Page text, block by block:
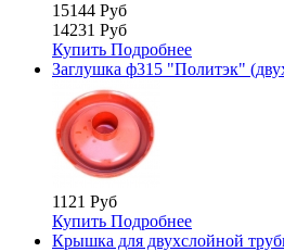
15144 Руб
14231 Руб
Купить Подробнее
Заглушка ф315 "Политэк"
1121 Руб
Купить Подробнее
Крышка для двухслойной